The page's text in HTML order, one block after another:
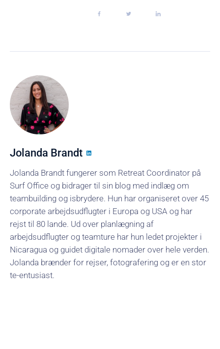
Jolanda Brandt
Jolanda Brandt fungerer som Retreat Coordinator på
Surf Office og bidrager til sin blog med indlæg om
teambuilding og isbrydere. Hun har organiseret over 45
corporate arbejdsudflugter i Europa og USA og har
rejst til 80 lande. Ud over planlægning af
arbejdsudflugter og teamture har hun ledet projekter i
Nicaragua og guidet digitale nomader over hele verden.
Jolanda brænder for rejser, fotografering og er en stor
te-entusiast.